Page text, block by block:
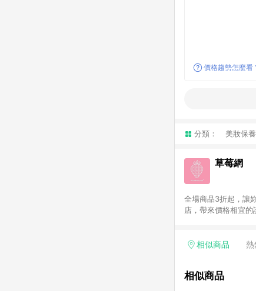
價格趨勢怎麼看
分類： 美妝保養
草莓網
全場商品3折起，讓
店，帶來價格相宜
相似商品
相似商品